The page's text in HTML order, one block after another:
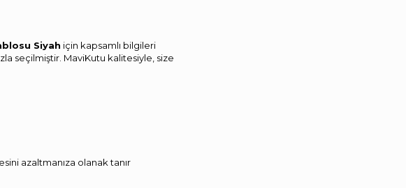
Siyah için kapsamlı bilgileri
seçilmiştir. MaviKutu kalitesiyle, size
azaltmanıza olanak tanır